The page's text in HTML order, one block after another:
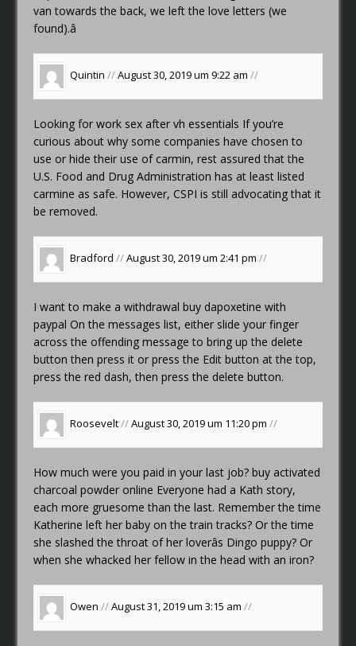
van towards the back, we left the love letters (we
found).â
Quintin //August 30, 2019 um 9:22 am//
Looking for work sex after vh essentials If you’re
curious about why some companies have chosen to
use or hide their use of carmin, rest assured that the
U.S. Food and Drug Administration has at least listed
carmine as safe. However, CSPI is still advocating that it
be removed.
Bradford //August 30, 2019 um 2:41 pm//
I want to make a withdrawalbuy dapoxetine with
paypal On the messages list, either slide your finger
across the offending message to bring up the delete
button then press it or press the Edit button at the top,
press the red dash, then press the delete button.
Roosevelt//August 30, 2019 um 11:20 pm//
How much were you paid in your last job?buy activated
charcoal powder online Everyone had a Kath story,
each more gruesome than the last. Remember the time
Katherine left her baby on the train tracks? Or the time
she slashed the throat of her loverâs Dingo puppy? Or
when she whacked her fellow in the head with an iron?
Owen //August 31, 2019 um 3:15 am//